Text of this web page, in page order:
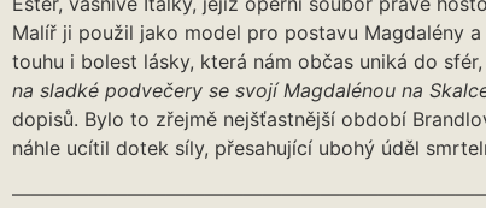
Malíř ji použil jako model pro postavu Magdalény
touhu i bolest lásky, která nám občas uniká do
na sladké podvečery se svojí Magdalénou na
dopisů. Bylo to zřejmě nejšťastnější období
náhle ucítil dotek síly, přesahující ubohý úděl